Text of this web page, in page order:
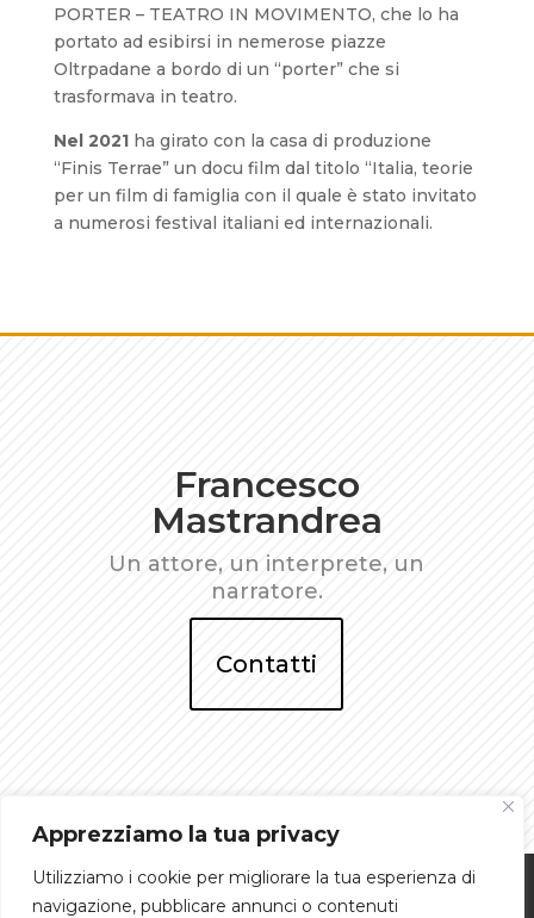
Apprezziamo la tua privacy
Utilizziamo i cookie per migliorare la tua esperienza di
navigazione, pubblicare annunci o contenuti
PORTER – TEATRO IN MOVIMENTO, che lo ha
portato ad esibirsi in nemerose piazze
Oltrpadane a bordo di un “porter” che si
trasformava in teatro.
Nel 2021ha girato con la casa di produzione
“Finis Terrae” un docu film dal titolo “Italia, teorie
per un film di famiglia con il quale è stato invitato
a numerosi festival italiani ed internazionali.
Francesco
Mastrandrea
Un attore, un interprete, un
narratore.
Contatti
Privacy Policy Cookie Policy
Biografia
Contatti
Chiamami!